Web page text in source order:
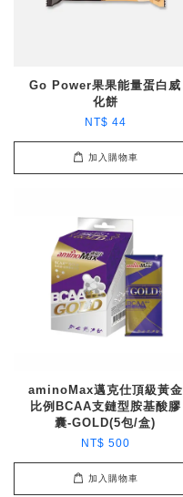
Go Power果果能量蛋白威
化餅
NT$ 44
加入購物車
aminoMax邁克仕頂級黃金
比例BCAA支鏈型胺基酸膠
囊-GOLD(5包/盒)
NT$ 500
加入購物車